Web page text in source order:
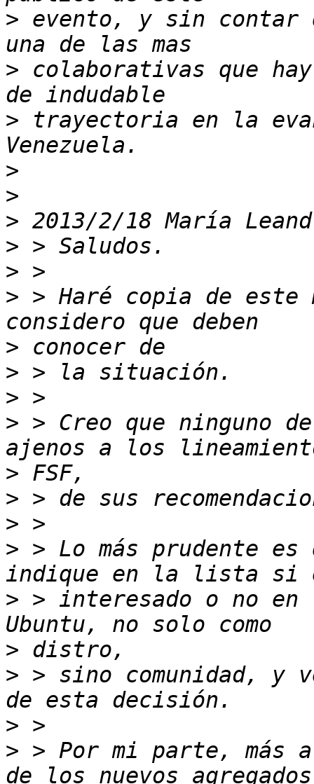
> evento, y sin contar
> colaborativas que
> trayectoria en la
>
>
> 2013/2/18 María
>
>
> > Haré copia de
>
>
>
> > Creo que ninguno
>
>
>
> > Lo más prudente es
> > interesado o no
>
> > sino comunidad, y
>
> > Por mi parte, más